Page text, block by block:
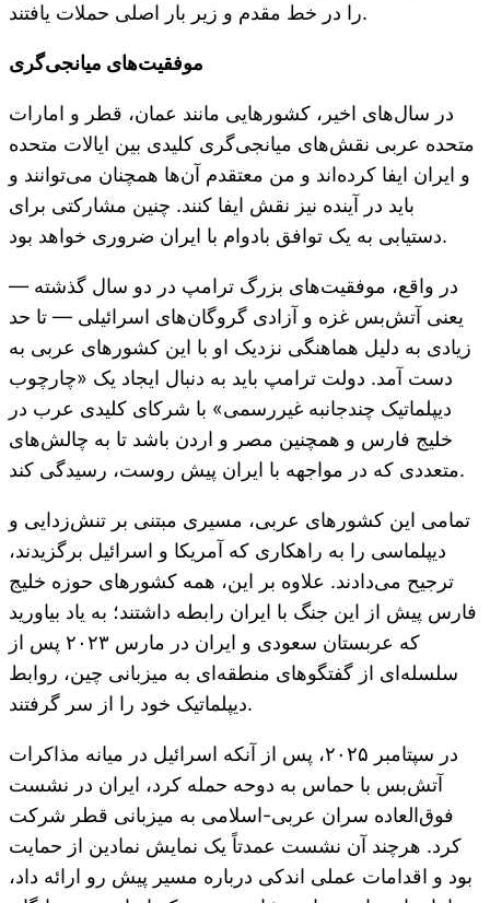
را در خط مقدم و زیر بار اصلی حملات یافتند.
موفقیت‌های میانجی‌گری
در سال‌های اخیر، کشورهایی مانند عمان، قطر و امارات
متحده عربی نقش‌های میانجی‌گری کلیدی بین ایالات متحده
و ایران ایفا کرده‌اند و من معتقدم آن‌ها همچنان می‌توانند و
باید در آینده نیز نقش ایفا کنند. چنین مشارکتی برای
دستیابی به یک توافق با‌دوام با ایران ضروری خواهد بود.
در واقع، موفقیت‌های بزرگ ترامپ در دو سال گذشته —
یعنی آتش‌بس غزه و آزادی گروگان‌های اسرائیلی — تا حد
زیادی به دلیل هماهنگی نزدیک او با این کشورهای عربی به
دست آمد. دولت ترامپ باید به دنبال ایجاد یک «چارچوب
دیپلماتیک چندجانبه غیررسمی» با شرکای کلیدی عرب در
خلیج فارس و همچنین مصر و اردن باشد تا به چالش‌های
متعددی که در مواجهه با ایران پیش روست، رسیدگی کند.
تمامی این کشورهای عربی، مسیری مبتنی بر تنش‌زدایی و
دیپلماسی را به راهکاری که آمریکا و اسرائیل برگزیدند،
ترجیح می‌دادند. علاوه بر این، همه کشورهای حوزه خلیج
فارس پیش از این جنگ با ایران رابطه داشتند؛ به یاد بیاورید
که عربستان سعودی و ایران در مارس ۲۰۲۳ پس از
سلسله‌ای از گفتگوهای منطقه‌ای به میزبانی چین، روابط
دیپلماتیک خود را از سر گرفتند.
در سپتامبر ۲۰۲۵، پس از آنکه اسرائیل در میانه مذاکرات
آتش‌بس با حماس به دوحه حمله کرد، ایران در نشست
فوق‌العاده سران عربی-اسلامی به میزبانی قطر شرکت
کرد. هرچند آن نشست عمدتاً یک نمایش نمادین از حمایت
بود و اقدامات عملی اندکی درباره مسیر پیش رو ارائه داد،